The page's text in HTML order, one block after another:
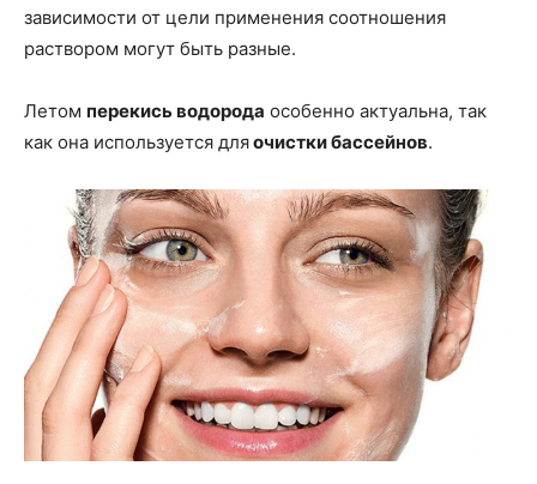
зависимости от цели применения соотношения
раствором могут быть разные.
Летом перекись водорода особенно актуальна, так
как она используется дляочистки бассейнов.